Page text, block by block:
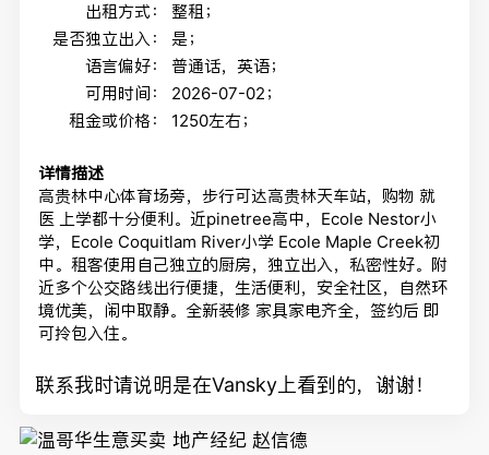
出租方式：
整租；
是否独立出入：
是；
语言偏好：
普通话，英语；
可用时间：
2026-07-02；
租金或价格：
1250左右；
详情描述
高贵林中心体育场旁，步行可达高贵林天车站，购物 就
医 上学都十分便利。近pinetree高中，Ecole Nestor小
学，Ecole Coquitlam River小学 Ecole Maple Creek初
中。租客使用自己独立的厨房，独立出入，私密性好。附
近多个公交路线出行便捷，生活便利，安全社区，自然环
境优美，闹中取静。全新装修 家具家电齐全，签约后 即
可拎包入住。
联系我时请说明是在Vansky上看到的，谢谢！